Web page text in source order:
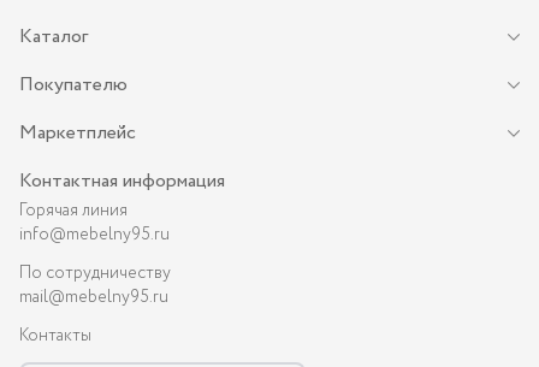
Каталог
Покупателю
Маркетплейс
Контактная информация
Горячая линия
info@mebelny95.ru
По сотрудничеству
mail@mebelny95.ru
Контакты